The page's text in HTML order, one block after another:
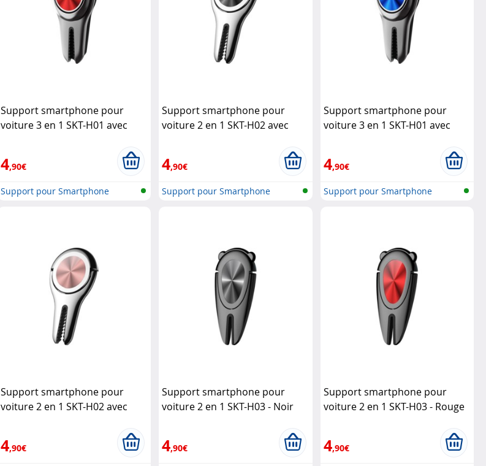
Support smartphone pour
voiture 3 en 1 SKT-H01 avec
4,90€
Support pour Smartphone
Support smartphone pour
voiture 2 en 1 SKT-H02 avec
4,90€
Support pour Smartphone
Support smartphone pour
voiture 3 en 1 SKT-H01 avec
4,90€
Support pour Smartphone
Support smartphone pour
voiture 2 en 1 SKT-H02 avec
4,90€
Support smartphone pour
voiture 2 en 1 SKT-H03 - Noir
4,90€
Support smartphone pour
voiture 2 en 1 SKT-H03 - Rouge
4,90€